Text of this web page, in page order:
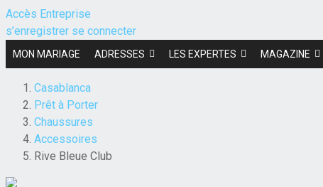
Accès Entreprise
s’enregistrer se connecter
MON MARIAGE ADRESSES LES EXPERTES MAGAZINE
Casablanca
Prêt à Porter
Chaussures
Accessoires
Rive Bleue Club